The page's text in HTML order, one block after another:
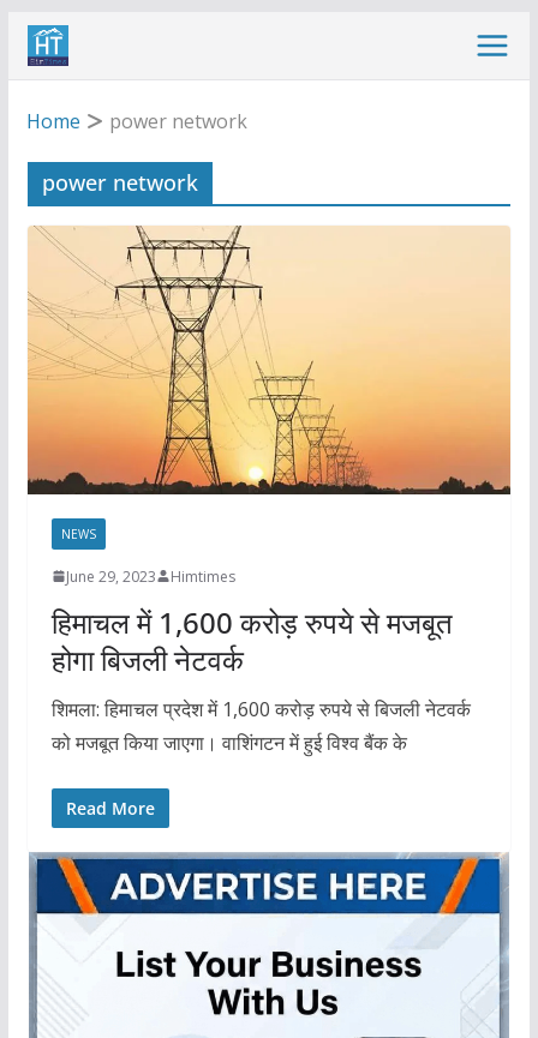
Skip
Home
power network
power network
NEWS
June 29, 2023 Himtimes
हिमाचल में 1,600 करोड़ रुपये से मजबूत
होगा बिजली नेटवर्क
शिमला: हिमाचल प्रदेश में 1,600 करोड़ रुपये से बिजली नेटवर्क
को मजबूत किया जाएगा। वाशिंगटन में हुई विश्व बैंक के
Read More